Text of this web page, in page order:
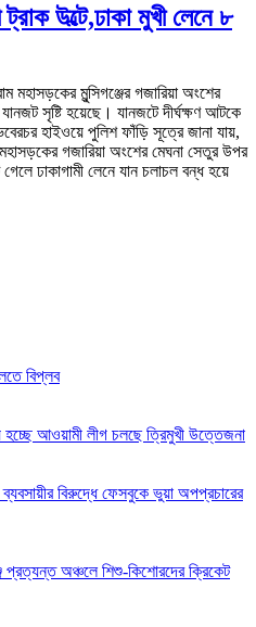
উল্টে,ঢাকা মুখী লেনে ৮
মহাসড়কের মুন্সিগঞ্জের গজারিয়া অংশের
যানজট সৃষ্টি হয়েছে। যানজটে দীর্ঘক্ষণ আটকে
হাইওয়ে পুলিশ ফাঁড়ি সূত্রে জানা যায়,
গজারিয়া অংশের মেঘনা সেতুর উপর
গেলে ঢাকাগামী লেনে যান চলাচল বন্ধ হয়ে
বিপ্লব
হচ্ছে আওয়ামী লীগ চলছে ত্রিমুখী উত্তেজনা
ব্যবসায়ীর বিরুদ্ধে ফেসবুকে ভুয়া অপপ্রচারের
প্রত্যন্ত অঞ্চলে শিশু-কিশোরদের ক্রিকেট